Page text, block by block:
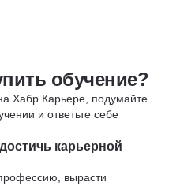
обучение?
Хабр Карьере, подумайте
и ответьте себе
карьерной
вырасти